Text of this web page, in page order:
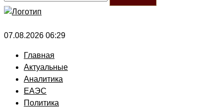
07.08.2026 06:29
Главная
Актуальные
Аналитика
ЕАЭС
Политика